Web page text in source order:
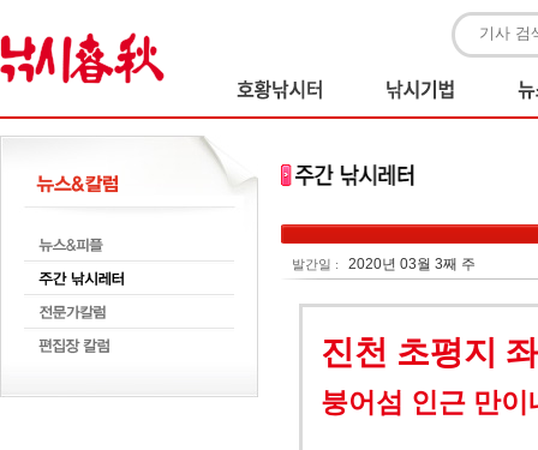
발간일 : 2020년 03월 3째 주